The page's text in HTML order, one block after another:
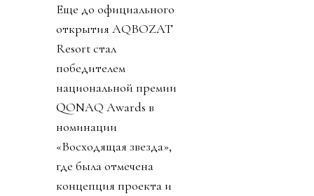
Еще до официального
открытия AQBOZAT
Resort стал
победителем
национальной премии
QONAQ Awards в
номинации
«Восходящая звезда»,
где была отмечена
концепция проекта и